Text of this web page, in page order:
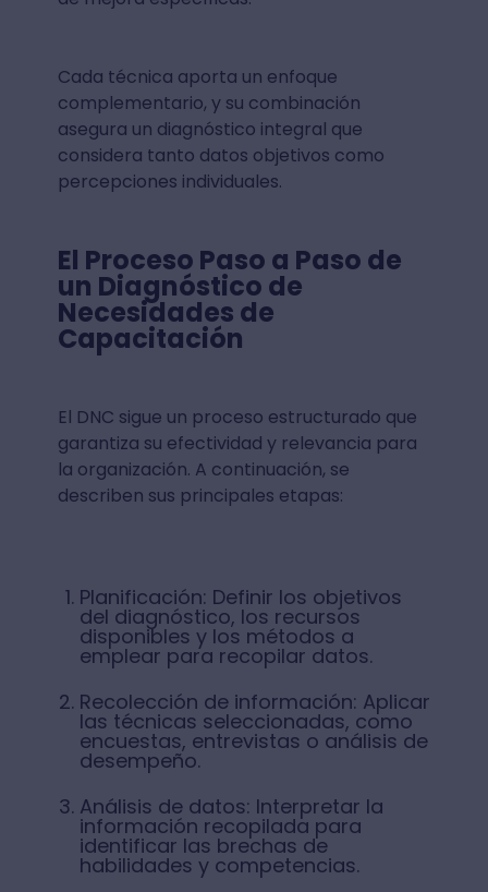
Cada técnica aporta un enfoque
complementario, y su combinación
asegura un diagnóstico integral que
considera tanto datos objetivos como
percepciones individuales.
El Proceso Paso a Paso de
un Diagnóstico de
Necesidades de
Capacitación
El DNC sigue un proceso estructurado que
garantiza su efectividad y relevancia para
la organización. A continuación, se
describen sus principales etapas:
Planificación: Definir los objetivos
del diagnóstico, los recursos
disponibles y los métodos a
emplear para recopilar datos.
Recolección de información: Aplicar
las técnicas seleccionadas, como
encuestas, entrevistas o análisis de
desempeño.
Análisis de datos: Interpretar la
información recopilada para
identificar las brechas de
habilidades y competencias.